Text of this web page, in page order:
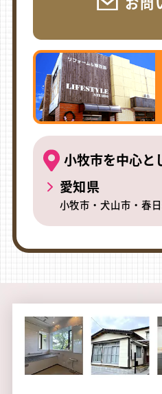
小牧市を中心と
愛知県
小牧市・犬山市・春